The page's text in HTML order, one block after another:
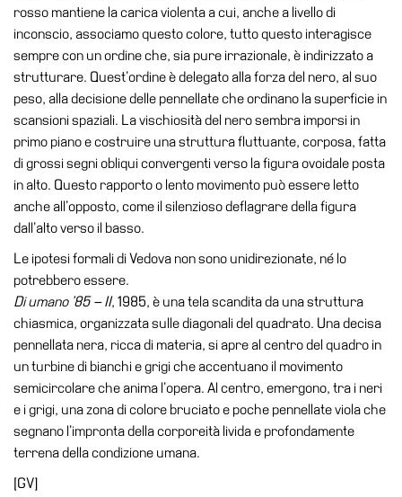
Cerruti
Cosmo
Digitale
EN
Biglietti
Shop
Chi
Area
Media
Organizza
tuo
evento
Amministrazione
trasparente
Whistleblowing
rosso mantiene la carica violenta a cui, anche a livello di
inconscio, associamo questo colore, tutto questo interagisce
sempre con un ordine che, sia pure irrazionale, è indirizzato a
strutturare. Quest’ordine è delegato alla forza del nero, al suo
peso, alla decisione delle pennellate che ordinano la superficie in
scansioni spaziali. La vischiosità del nero sembra imporsi in
primo piano e costruire una struttura fluttuante, corposa, fatta
di grossi segni obliqui convergenti verso la figura ovoidale posta
in alto. Questo rapporto o lento movimento può essere letto
anche all’opposto, come il silenzioso deflagrare della figura
dall’alto verso il basso.
Le ipotesi formali di Vedova non sono unidirezionate, né lo
potrebbero essere.
Di umano ’85 – II, 1985, è una tela scandita da una struttura
chiasmica, organizzata sulle diagonali del quadrato. Una decisa
pennellata nera, ricca di materia, si apre al centro del quadro in
un turbine di bianchi e grigi che accentuano il movimento
semicircolare che anima l’opera. Al centro, emergono, tra i neri
e i grigi, una zona di colore bruciato e poche pennellate viola che
segnano l’impronta della corporeità livida e profondamente
terrena della condizione umana.
[GV]